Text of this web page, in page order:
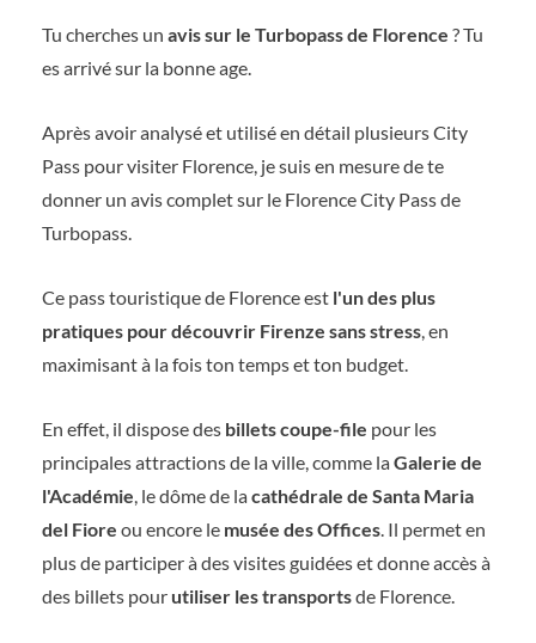
Tu cherches un avis sur le Turbopass de Florence ? Tu
es arrivé sur la bonne age.
Après avoir analysé et utilisé en détail plusieurs City
Pass pour visiter Florence, je suis en mesure de te
donner un avis complet sur le Florence City Pass de
Turbopass.
Ce pass touristique de Florence est l'un des plus
pratiques pour découvrir Firenze sans stress, en
maximisant à la fois ton temps et ton budget.
En effet, il dispose des billets coupe-file pour les
principales attractions de la ville, comme laGalerie de
l'Académie, le dôme de lacathédrale de Santa Maria
del Fiore ou encore le musée des Offices. Il permet en
plus de participer à des visites guidées et donne accès à
des billets pour utiliser les transportsde Florence.